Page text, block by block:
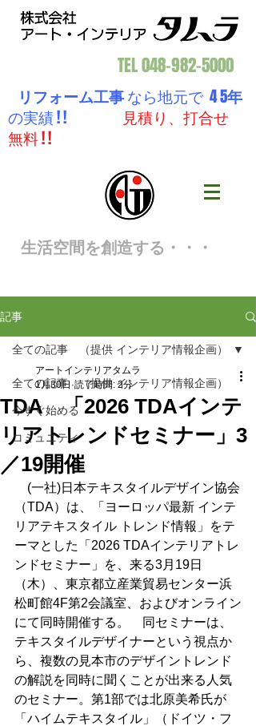
TEL048-982-5000
リフォーム工事なら地元で 4 5年
の実績 ! !
見積り、打合せ
無料 ! !
生活空間を創造する・・・
記事
全ての記事 （提供 インテリア情報企画）
今すぐ始める
コミュニティ
全ての記事 （提供 インテリア情報企画）
TDA 「2026 TDAインテ
リアトレンドセミナー」3
／19開催
アートインテリアタムラ
1月30日 読了時間: 2分
(一社)日本テキスタイルデザイン協会
（TDA）は、「ヨーロッパ最新 インテ
リアテキスタイル トレンド情報」をテ
ーマとした「2026 TDAインテリアトレ
ンドセミナー」を、来る3月19日
（木）、東京都立産業貿易センター浜
松町館4F第2会議室、およびオンライン
にて同時開催する。　同セミナーは、
テキスタイルデザイナーという視点か
ら、複数の見本市のデザイントレンド
の解説を同時に聞くことが出来る人気
のセミナー。第1部では北原美希氏が
「ハイムテキスタイル」（ドイツ・フ